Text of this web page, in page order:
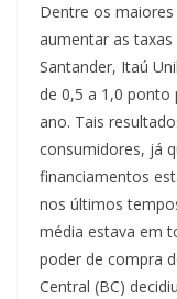
Dentre os
aumentar as
Santander, Itaú
de 0,5 a 1,0 ponto
ano. Tais
consumidores, já
financiamentos
nos últimos
média estava em
poder de compra
Central (BC)